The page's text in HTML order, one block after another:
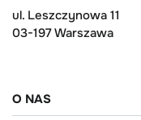
ul. Leszczynowa 11
03-197 Warszawa
O NAS